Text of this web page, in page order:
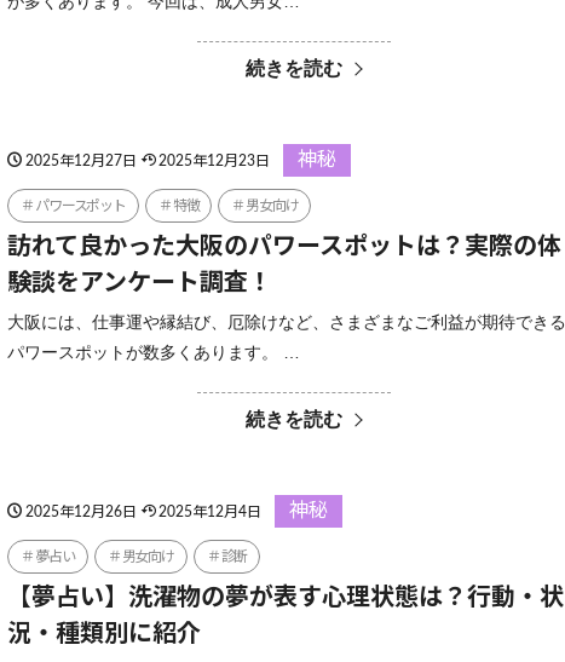
続きを読む
2025年12月27日 2025年12月23日 神秘
パワースポット 特徴 男女向け
訪れて良かった大阪のパワースポットは？実際の体
験談をアンケート調査！
大阪には、仕事運や縁結び、厄除けなど、さまざまなご利益が期待できる
パワースポットが数多くあります。 …
続きを読む
2025年12月26日 2025年12月4日 神秘
夢占い 男女向け 診断
【夢占い】洗濯物の夢が表す心理状態は？行動・状
況・種類別に紹介